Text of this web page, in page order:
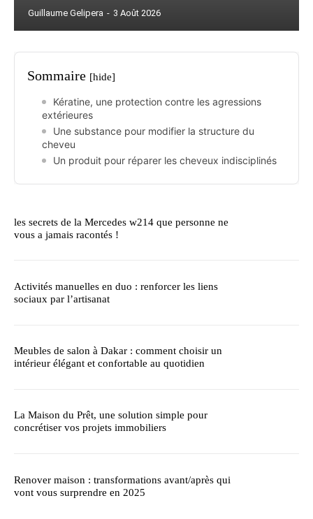
Guillaume Gelipera - 3 Août 2026
Sommaire [hide]
Kératine, une protection contre les agressions
extérieures
Une substance pour modifier la structure du
cheveu
Un produit pour réparer les cheveux indisciplinés
les secrets de la Mercedes w214 que personne ne
vous a jamais racontés !
Activités manuelles en duo : renforcer les liens
sociaux par l’artisanat
Meubles de salon à Dakar : comment choisir un
intérieur élégant et confortable au quotidien
La Maison du Prêt, une solution simple pour
concrétiser vos projets immobiliers
Renover maison : transformations avant/après qui
vont vous surprendre en 2025